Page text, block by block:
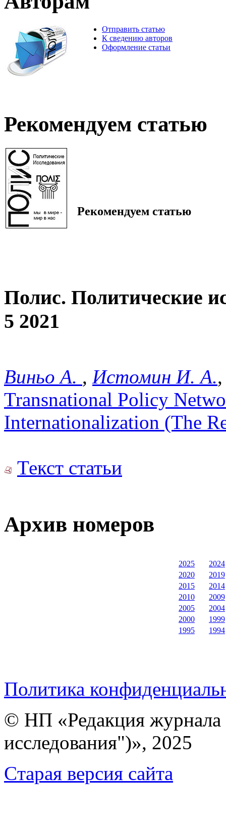
Отправить статью
К сведению авторов
Оформление статьи
Рекомендуем статью
Рекомендуем статью
Полис. Политические
5 2021
Виньо А. , Истомин И. А.
Transnational Policy
Internationalization (The
Текст статьи
Архив номеров
2025
2024
2020
2019
2015
2014
2010
2009
2005
2004
2000
1999
1995
1994
Политика
© НП «Редакция
исследования")», 2025
Cтарая версия сайта